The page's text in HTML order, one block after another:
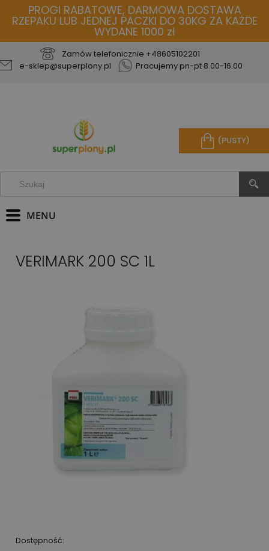
PROGI RABATOWE, DARMOWA DOSTAWA
RZEPAKU LUB JEDNEJ PACZKI DO 30KG ZA KAŻDE
WYDANE 1000 zł
Zamów telefonicznie +48605102201
e-sklep@superplony.pl
Pracujemy pn-pt 8.00-16.00
(PUSTY)
VERIMARK 200 SC 1L
Dostępność: